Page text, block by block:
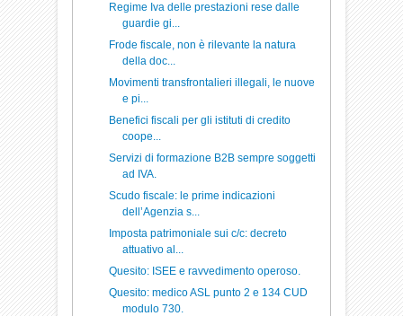
Regime Iva delle prestazioni rese dalle
guardie gi...
Frode fiscale, non è rilevante la natura
della doc...
Movimenti transfrontalieri illegali, le nuove
e pi...
Benefici fiscali per gli istituti di credito
coope...
Servizi di formazione B2B sempre soggetti
ad IVA.
Scudo fiscale: le prime indicazioni
dell’Agenzia s...
Imposta patrimoniale sui c/c: decreto
attuativo al...
Quesito: ISEE e ravvedimento operoso.
Quesito: medico ASL punto 2 e 134 CUD
modulo 730.